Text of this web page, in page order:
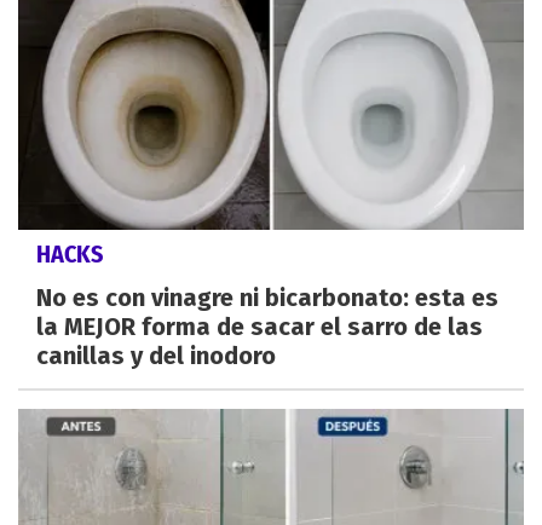
HACKS
No es con vinagre ni bicarbonato: esta es
la MEJOR forma de sacar el sarro de las
canillas y del inodoro